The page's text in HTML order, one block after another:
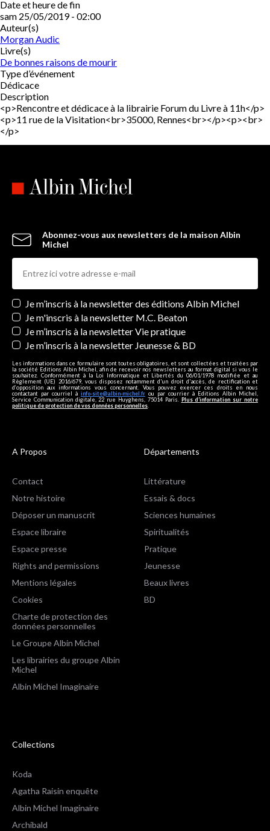
Date et heure de fin
sam 25/05/2019 - 02:00
Auteur(s)
Morgan Audic
Livre(s)
De bonnes raisons de mourir
Type d’événement
Dédicace
Description
<p>Rencontre et dédicace à la librairie Forum du Livre à 11h</p>
<p>11 rue de la Visitation<br>35000, Rennes<br></p><p><br>
</p>
Abonnez-vous aux newsletters de la maison Albin
Michel
Newsletters
Je m’inscris à la newsletter des éditions Albin Michel
Je m'inscris à la newsletter M.C. Beaton
Je m’inscris à la newsletter Vie pratique
Je m’inscris à la newsletter Jeunesse & BD
Les informations dans ce formulaire sont toutes obligatoires, et sont collectées et traitées par
la société Editions Albin Michel, afin de recevoir nos newsletters au format digital si vous le
souhaitez. Conformément à la Loi Informatique et Libertés du 06/01/1978 modifiée et au
Règlement (UE) 2016/679, vous disposez notamment d'un droit d'accès, de rectification et
d’opposition aux informations vous concernant. Vous pouvez exercer ces droits en nous
contactant par courriel à info-site@albin-michel.fr ou par courrier à Editions Albin Michel,
Service Communication digitale, 22 rue Huyghens, 75014 Paris. Plus d’information sur notre
politique de protection de vos données personnelles
A Propos
Contact
Notre histoire
Déposer un manuscrit
Espace libraire
Espace presse
Rights and permissions
Mentions légales
Cookies
Charte de protection des
données personnelles
Le Groupe Albin Michel
Les librairies du groupe Albin
Michel
Albin Michel Imaginaire
Départements
Littérature
Essais & docs
Sciences humaines
Spiritualités
Pratique
Jeunesse
Beaux livres
BD
Collections
Koda
Agatha Raisin enquête
Albin Michel Imaginaire
Archibald